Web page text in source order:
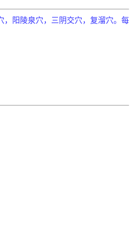
，阳陵泉穴，三阴交穴，复溜穴。每